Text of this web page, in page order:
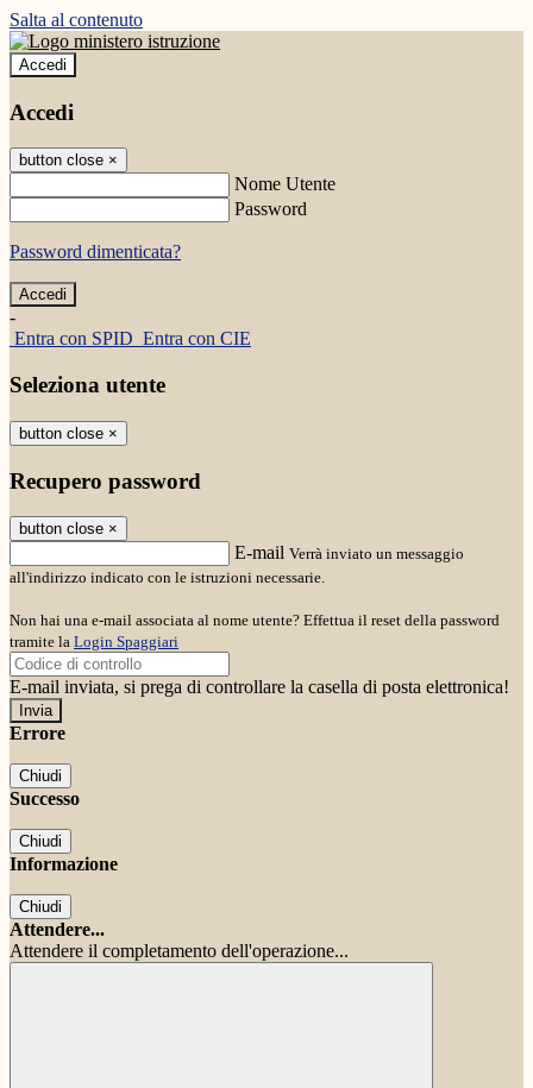
Salta al contenuto
Accedi
Accedi
button close ×
Nome Utente
Password
Password dimenticata?
-
Entra con SPID Entra con CIE
Seleziona utente
button close ×
Recupero password
button close ×
E-mail Verrà inviato un messaggio
all'indirizzo indicato con le istruzioni necessarie.
Non hai una e-mail associata al nome utente? Effettua il reset della password
tramite la Login Spaggiari
E-mail inviata, si prega di controllare la casella di posta elettronica!
Errore
Chiudi
Successo
Chiudi
Informazione
Chiudi
Attendere...
Attendere il completamento dell'operazione...